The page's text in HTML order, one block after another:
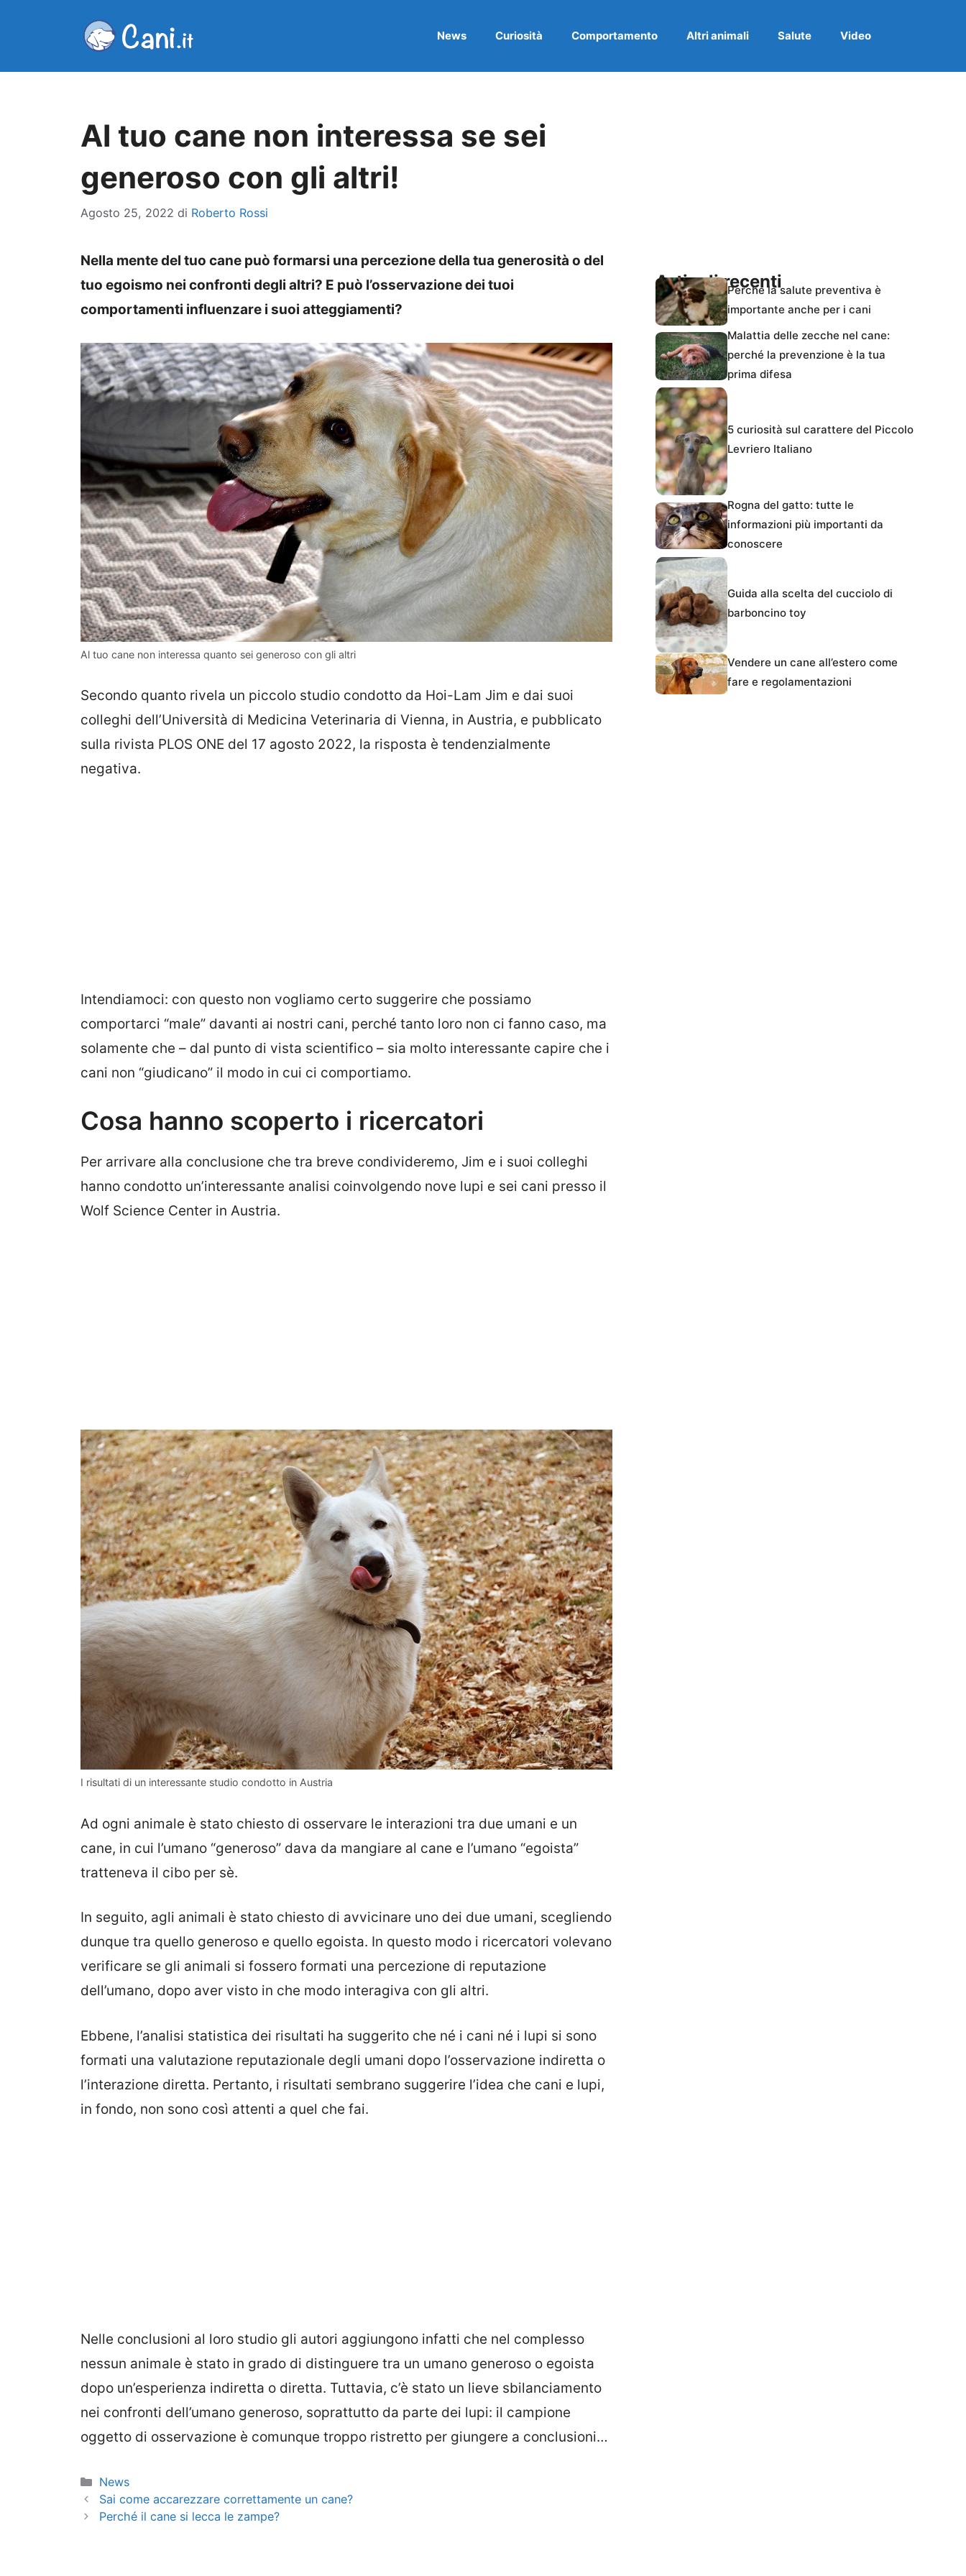
News Curiosità Comportamento Altri animali Salute Video
Al tuo cane non interessa se sei
generoso con gli altri!
Agosto 25, 2022 di Roberto Rossi
Nella mente del tuo cane può formarsi una percezione della tua generosità o del
tuo egoismo nei confronti degli altri? E può l’osservazione dei tuoi
comportamenti influenzare i suoi atteggiamenti?
Al tuo cane non interessa quanto sei generoso con gli altri
Secondo quanto rivela un piccolo studio condotto da Hoi-Lam Jim e dai suoi
colleghi dell’Università di Medicina Veterinaria di Vienna, in Austria, e pubblicato
sulla rivista PLOS ONE del 17 agosto 2022, la risposta è tendenzialmente
negativa.
Intendiamoci: con questo non vogliamo certo suggerire che possiamo
comportarci “male” davanti ai nostri cani, perché tanto loro non ci fanno caso, ma
solamente che – dal punto di vista scientifico – sia molto interessante capire che i
cani non “giudicano” il modo in cui ci comportiamo.
Cosa hanno scoperto i ricercatori
Per arrivare alla conclusione che tra breve condivideremo, Jim e i suoi colleghi
hanno condotto un’interessante analisi coinvolgendo nove lupi e sei cani presso il
Wolf Science Center in Austria.
I risultati di un interessante studio condotto in Austria
Ad ogni animale è stato chiesto di osservare le interazioni tra due umani e un
cane, in cui l’umano “generoso” dava da mangiare al cane e l’umano “egoista”
tratteneva il cibo per sè.
In seguito, agli animali è stato chiesto di avvicinare uno dei due umani, scegliendo
dunque tra quello generoso e quello egoista. In questo modo i ricercatori volevano
verificare se gli animali si fossero formati una percezione di reputazione
dell’umano, dopo aver visto in che modo interagiva con gli altri.
Ebbene, l’analisi statistica dei risultati ha suggerito che né i cani né i lupi si sono
formati una valutazione reputazionale degli umani dopo l’osservazione indiretta o
l’interazione diretta. Pertanto, i risultati sembrano suggerire l’idea che cani e lupi,
in fondo, non sono così attenti a quel che fai.
Nelle conclusioni al loro studio gli autori aggiungono infatti che nel complesso
nessun animale è stato in grado di distinguere tra un umano generoso o egoista
dopo un’esperienza indiretta o diretta. Tuttavia, c’è stato un lieve sbilanciamento
nei confronti dell’umano generoso, soprattutto da parte dei lupi: il campione
oggetto di osservazione è comunque troppo ristretto per giungere a conclusioni…
Categorie
News
Sai come accarezzare correttamente un cane?
Perché il cane si lecca le zampe?
Articoli recentiPerché la salute preventiva è
importante anche per i cani
Malattia delle zecche nel cane:
perché la prevenzione è la tua
prima difesa
5 curiosità sul carattere del Piccolo
Levriero Italiano
Rogna del gatto: tutte le
informazioni più importanti da
conoscere
Guida alla scelta del cucciolo di
barboncino toy
Vendere un cane all’estero come
fare e regolamentazioni